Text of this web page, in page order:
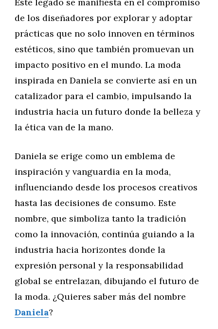
de los diseñadores por explorar y adoptar
prácticas que no solo innoven en términos
estéticos, sino que también promuevan un
impacto positivo en el mundo. La moda
inspirada en Daniela se convierte así en un
catalizador para el cambio, impulsando la
industria hacia un futuro donde la belleza y
la ética van de la mano.
Daniela se erige como un emblema de
inspiración y vanguardia en la moda,
influenciando desde los procesos creativos
hasta las decisiones de consumo. Este
nombre, que simboliza tanto la tradición
como la innovación, continúa guiando a la
industria hacia horizontes donde la
expresión personal y la responsabilidad
global se entrelazan, dibujando el futuro de
la moda. ¿Quieres saber más del nombre
Daniela?